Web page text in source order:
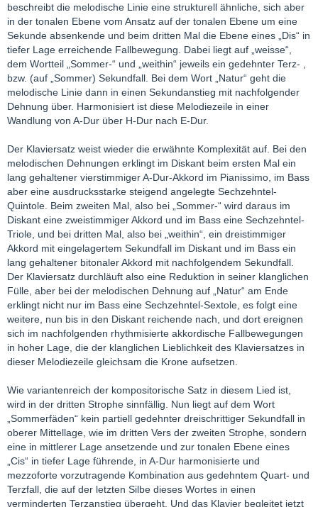
beschreibt die melodische Linie eine strukturell ähnliche, sich aber
in der tonalen Ebene vom Ansatz auf der tonalen Ebene um eine
Sekunde absenkende und beim dritten Mal die Ebene eines „Dis“ in
tiefer Lage erreichende Fallbewegung. Dabei liegt auf „weisse“,
dem Wortteil „Sommer-“ und „weithin“ jeweils ein gedehnter Terz- ,
bzw. (auf „Sommer) Sekundfall. Bei dem Wort „Natur“ geht die
melodische Linie dann in einen Sekundanstieg mit nachfolgender
Dehnung über. Harmonisiert ist diese Melodiezeile in einer
Wandlung von A-Dur über H-Dur nach E-Dur.
Der Klaviersatz weist wieder die erwähnte Komplexität auf. Bei den
melodischen Dehnungen erklingt im Diskant beim ersten Mal ein
lang gehaltener vierstimmiger A-Dur-Akkord im Pianissimo, im Bass
aber eine ausdrucksstarke steigend angelegte Sechzehntel-
Quintole. Beim zweiten Mal, also bei „Sommer-“ wird daraus im
Diskant eine zweistimmiger Akkord und im Bass eine Sechzehntel-
Triole, und bei dritten Mal, also bei „weithin“, ein dreistimmiger
Akkord mit eingelagertem Sekundfall im Diskant und im Bass ein
lang gehaltener bitonaler Akkord mit nachfolgendem Sekundfall.
Der Klaviersatz durchläuft also eine Reduktion in seiner klanglichen
Fülle, aber bei der melodischen Dehnung auf „Natur“ am Ende
erklingt nicht nur im Bass eine Sechzehntel-Sextole, es folgt eine
weitere, nun bis in den Diskant reichende nach, und dort ereignen
sich im nachfolgenden rhythmisierte akkordische Fallbewegungen
in hoher Lage, die der klanglichen Lieblichkeit des Klaviersatzes in
dieser Melodiezeile gleichsam die Krone aufsetzen.
Wie variantenreich der kompositorische Satz in diesem Lied ist,
wird in der dritten Strophe sinnfällig. Nun liegt auf dem Wort
„Sommerfäden“ kein partiell gedehnter dreischrittiger Sekundfall in
oberer Mittellage, wie im dritten Vers der zweiten Strophe, sondern
eine in mittlerer Lage ansetzende und zur tonalen Ebene eines
„Cis“ in tiefer Lage führende, in A-Dur harmonisierte und
mezzoforte vorzutragende Kombination aus gedehntem Quart- und
Terzfall, die auf der letzten Silbe dieses Wortes in einen
verminderten Terzanstieg übergeht. Und das Klavier begleitet jetzt